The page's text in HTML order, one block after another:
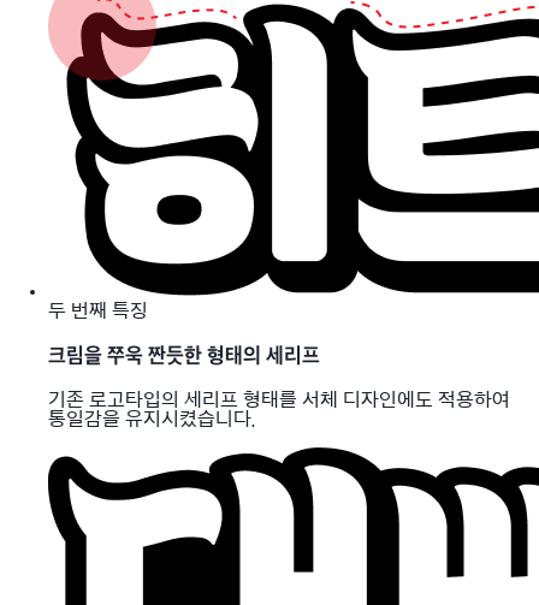
두 번째 특징
크림을 쭈욱 짠듯한 형태의 세리프
기존 로고타입의 세리프 형태를 서체 디자인에도 적용하여
통일감을 유지시켰습니다.